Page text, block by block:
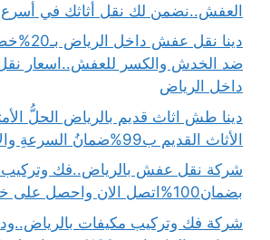
العفش..نضمن لك نقل أثاثك في
ضد الخدش والكسر للعفش..اسعار
داخل الرياض
دينا طش اثاث قديم بالرياض الحلُّ
الأثاث القديم ب99%ضمانُ السرعةِ والأمان
شركة نقل عفش بالرياض..فك وتركيب
بضمان100%اتصل الان واحصل على خصم40%
شركة فك وتركيب مكيفات